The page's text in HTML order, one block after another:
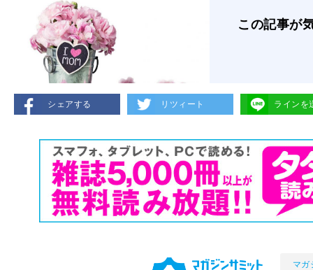
この記事が
シェアする リツィート ラインを
マガ